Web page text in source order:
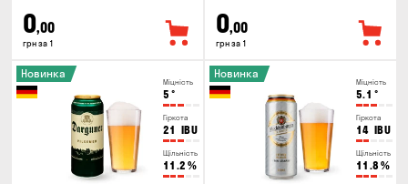
0,00
грн за 1
0,00
грн за 1
Міцність
5 °
Гіркота
21 IBU
Щільність
11.2 %
Новинка
Міцність
5.1 °
Гіркота
14 IBU
Щільність
11.8 %
Новинка